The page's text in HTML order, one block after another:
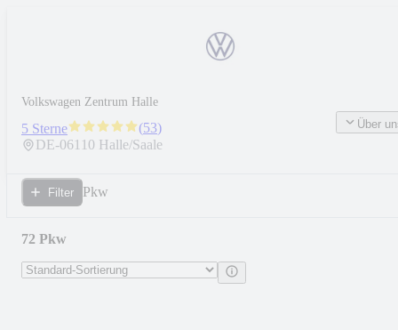
Volkswagen Zentrum Halle
5 Sterne (53)
DE-06110 Halle/Saale
Über
Filter Pkw
72 Pkw